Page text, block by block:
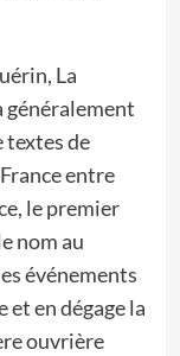
La
généralement
textes de
entre
le premier
nom au
événements
et en dégage la
ouvrière